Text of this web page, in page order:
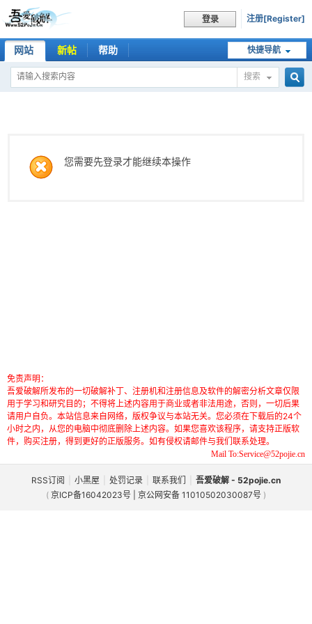
登录 注册[Register]
快捷导航
网站 新帖 帮助
搜索
您需要先登录才能继续本操作
免责声明：
吾爱破解所发布的一切破解补丁、注册机和注册信息及软件的解密分析文章仅限
用于学习和研究目的；不得将上述内容用于商业或者非法用途，否则，一切后果
请用户自负。本站信息来自网络，版权争议与本站无关。您必须在下载后的24个
小时之内，从您的电脑中彻底删除上述内容。如果您喜欢该程序，请支持正版软
件，购买注册，得到更好的正版服务。如有侵权请邮件与我们联系处理。
Mail To:Service@52pojie.cn
RSS订阅 小黑屋 处罚记录 联系我们
吾爱破解 - 52pojie.cn
( 京ICP备16042023号 | 京公网安备 11010502030087号 )